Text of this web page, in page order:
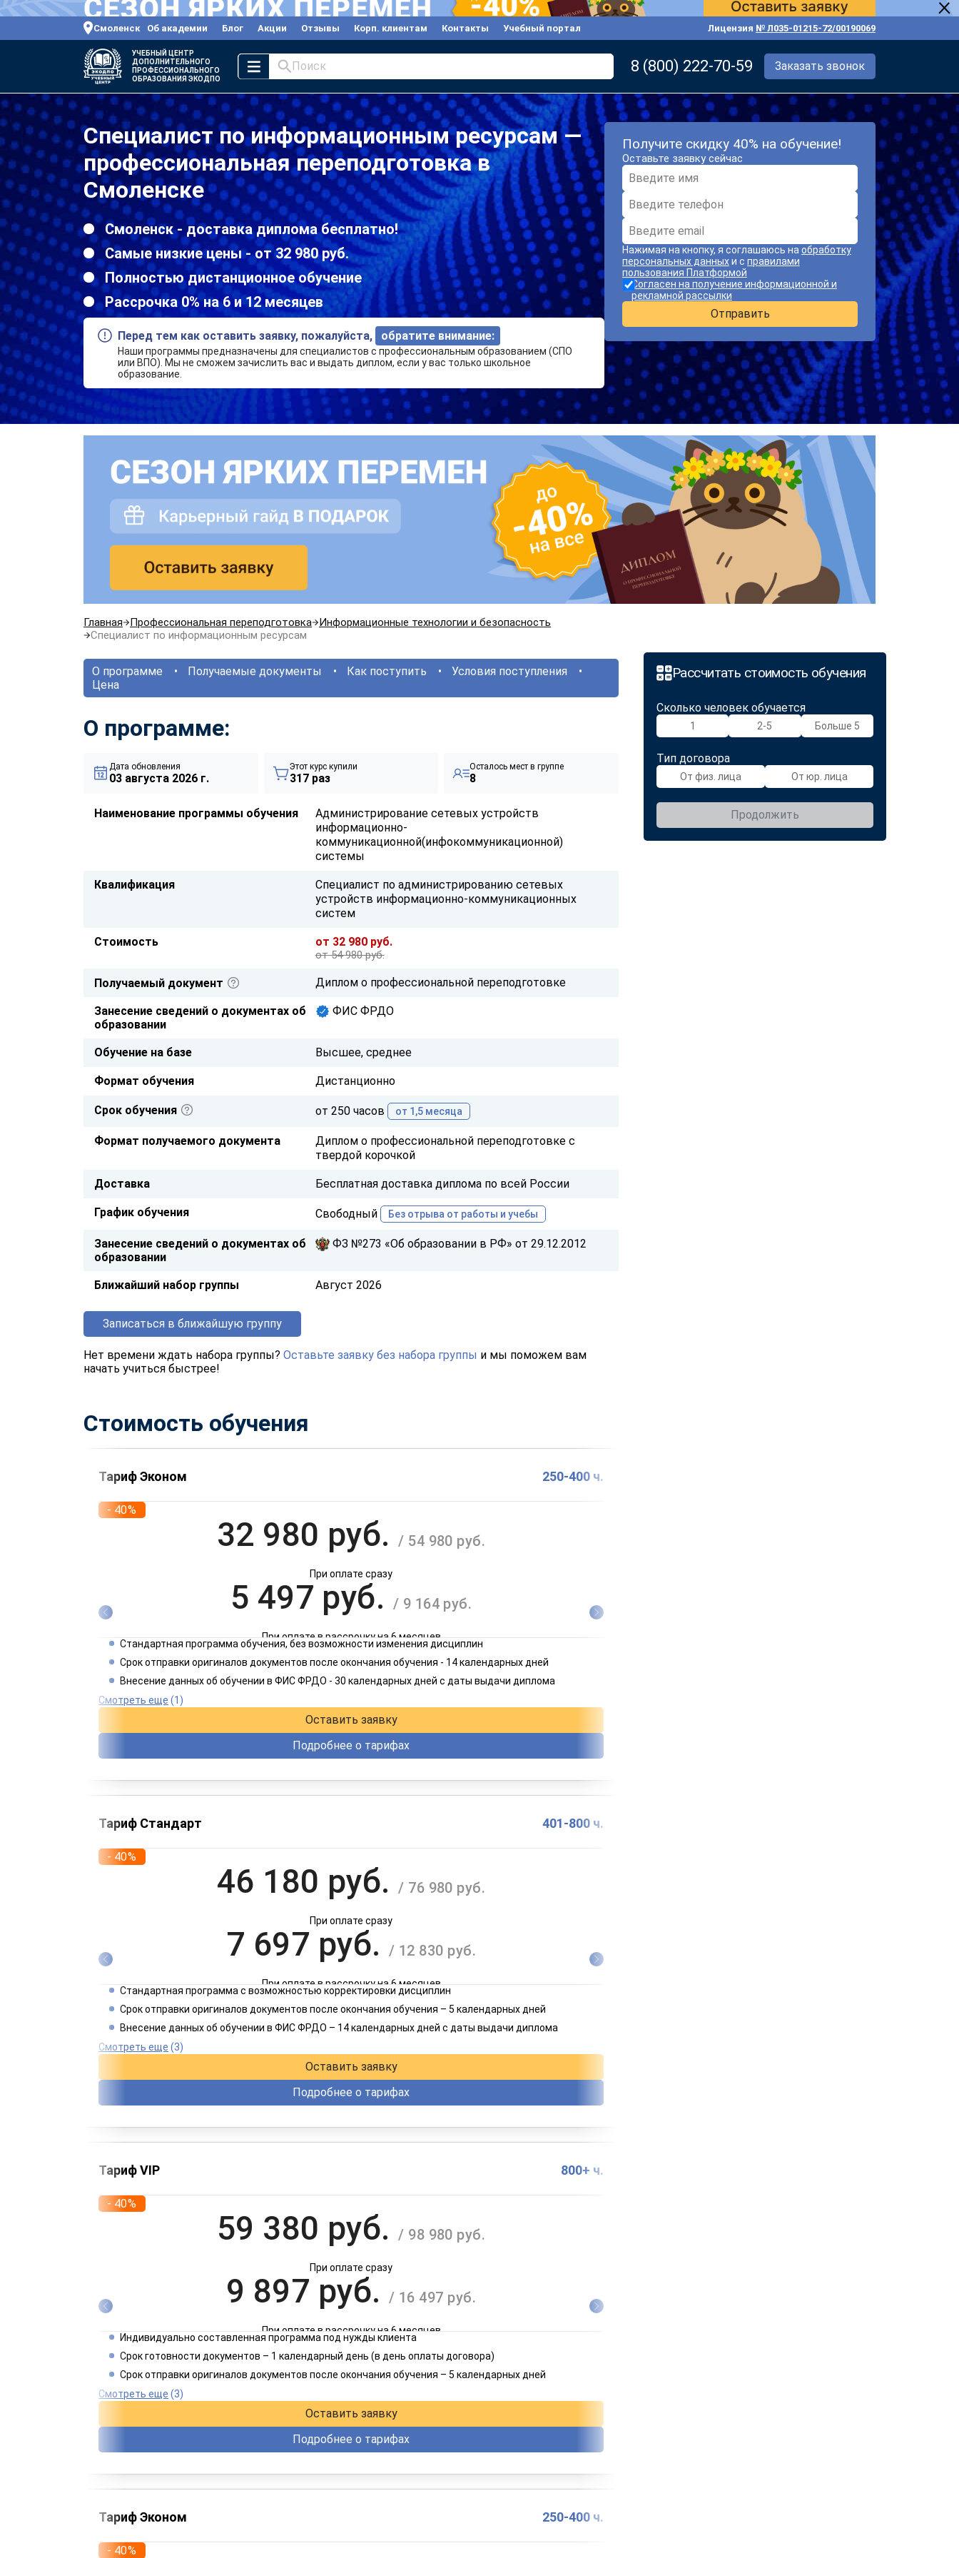
Смоленск Об академии Блог Акции Отзывы Корп. клиентам Контакты Учебный портал Лицензия № Л035-01215-72/00190069
УЧЕБНЫЙ ЦЕНТР
ДОПОЛНИТЕЛЬНОГО
ПРОФЕССИОНАЛЬНОГО
ОБРАЗОВАНИЯ ЭКОДПО
Поиск 8 (800) 222-70-59 Заказать звонок
Специалист по информационным ресурсам —
профессиональная переподготовка в
Смоленске
Смоленск - доставка диплома бесплатно!
Самые низкие цены - от 32 980 руб.
Полностью дистанционное обучение
Рассрочка 0% на 6 и 12 месяцев
Перед тем как оставить заявку, пожалуйста, обратите внимание:
Наши программы предназначены для специалистов с профессиональным образованием (СПО
или ВПО). Мы не сможем зачислить вас и выдать диплом, если у вас только школьное
образование.
Получите скидку 40% на обучение!
Оставьте заявку сейчас
Нажимая на кнопку, я соглашаюсь на обработку
персональных данныхи с правилами
пользования Платформой
Согласен на получение информационной и
рекламной рассылки
Отправить
Главная Профессиональная переподготовка
Информационные технологии и безопасность
Специалист по информационным ресурсам
Рассчитать стоимость обучения
Сколько человек обучается
1 2-5 Больше 5
Тип договора
От физ. лица От юр. лица
Продолжить
О программе Получаемые документы Как поступить
Условия поступления
Цена
О программе:
Дата обновления
03 августа 2026 г.
Этот курс купили
317 раз
Осталось мест в группе
8
Наименование программы обучения
Администрирование сетевых устройств
информационно-
коммуникационной(инфокоммуникационной)
системы
Квалификация
Специалист по администрированию сетевых
устройств информационно-коммуникационных
систем
Стоимость от 32 980 руб.
от 54 980 руб.
Получаемый документ Диплом о профессиональной переподготовке
Занесение сведений о документах об
образовании
ФИС ФРДО
Обучение на базе Высшее, среднее
Формат обучения Дистанционно
Срок обучения от 250 часов от 1,5 месяца
Формат получаемого документа
Диплом о профессиональной переподготовке с
твердой корочкой
Доставка Бесплатная доставка диплома по всей России
График обучения Свободный Без отрыва от работы и учебы
Занесение сведений о документах об
образовании
ФЗ №273 «Об образовании в РФ» от 29.12.2012
Ближайший набор группы Август 2026
Записаться в ближайшую группу
Нет времени ждать набора группы? Оставьте заявку без набора группы и мы поможем вам
начать учиться быстрее!
Стоимость обучения
Тариф Эконом 250-400 ч.
- 40%
32 980 руб./ 54 980 руб.
При оплате сразу
5 497 руб. / 9 164 руб.
При оплате в рассрочку на 6 месяцев
2 749 руб./ 4 582 руб.
Стандартная программа обучения, без возможности изменения дисциплин
Срок отправки оригиналов документов после окончания обучения - 14 календарных дней
Внесение данных об обучении в ФИС ФРДО - 30 календарных дней с даты выдачи диплома
Смотреть еще (1)
Оставить заявку
Подробнее о тарифах
Тариф Стандарт 401-800 ч.
- 40%
46 180 руб./ 76 980 руб.
При оплате сразу
7 697 руб./ 12 830 руб.
При оплате в рассрочку на 6 месяцев
3 849 руб./ 6 415 руб.
Стандартная программа с возможностью корректировки дисциплин
Срок отправки оригиналов документов после окончания обучения – 5 календарных дней
Внесение данных об обучении в ФИС ФРДО – 14 календарных дней с даты выдачи диплома
Смотреть еще (3)
Оставить заявку
Подробнее о тарифах
Тариф VIP 800+ ч.
- 40%
59 380 руб./ 98 980 руб.
При оплате сразу
9 897 руб./ 16 497 руб.
При оплате в рассрочку на 6 месяцев
4 949 руб./ 8 249 руб.
Индивидуально составленная программа под нужды клиента
Срок готовности документов – 1 календарный день (в день оплаты договора)
Срок отправки оригиналов документов после окончания обучения – 5 календарных дней
Смотреть еще (3)
Оставить заявку
Подробнее о тарифах
Тариф Эконом 250-400 ч.
- 40%